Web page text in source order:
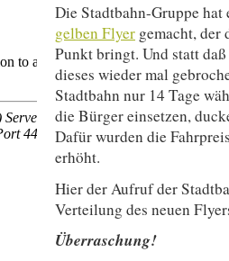
Die Stadtbahn-Gruppe
gelben Flyer gemacht, der
Punkt bringt. Und statt
dieses wieder mal
Stadtbahn nur 14 Tage
die Bürger einsetzen,
Dafür wurden die
erhöht.
Hier der Aufruf der
Verteilung des neuen
Überraschung!